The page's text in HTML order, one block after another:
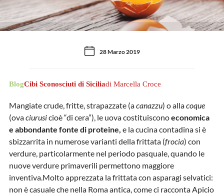
28 Marzo 2019
BlogCibi Sconosciuti di Siciliadi Marcella Croce
Mangiate crude, fritte, strapazzate (acanazzu) o allacoque
(ovaciurusicioè “di cera”), le uova costituisconoeconomica
e abbondante fonte di proteine, e la cucina contadina si è
sbizzarrita in numerose varianti della frittata (frocia) con
verdure, particolarmente nel periodo pasquale, quando le
nuove verdure primaverili permettono maggiore
inventiva.Molto apprezzata la frittata con asparagi selvatici:
non è casuale che nella Roma antica, come ci racconta Apicio